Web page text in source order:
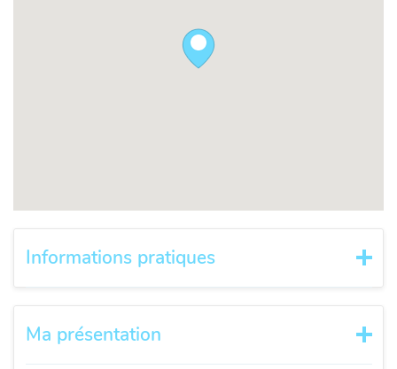
Informations pratiques
Ma présentation